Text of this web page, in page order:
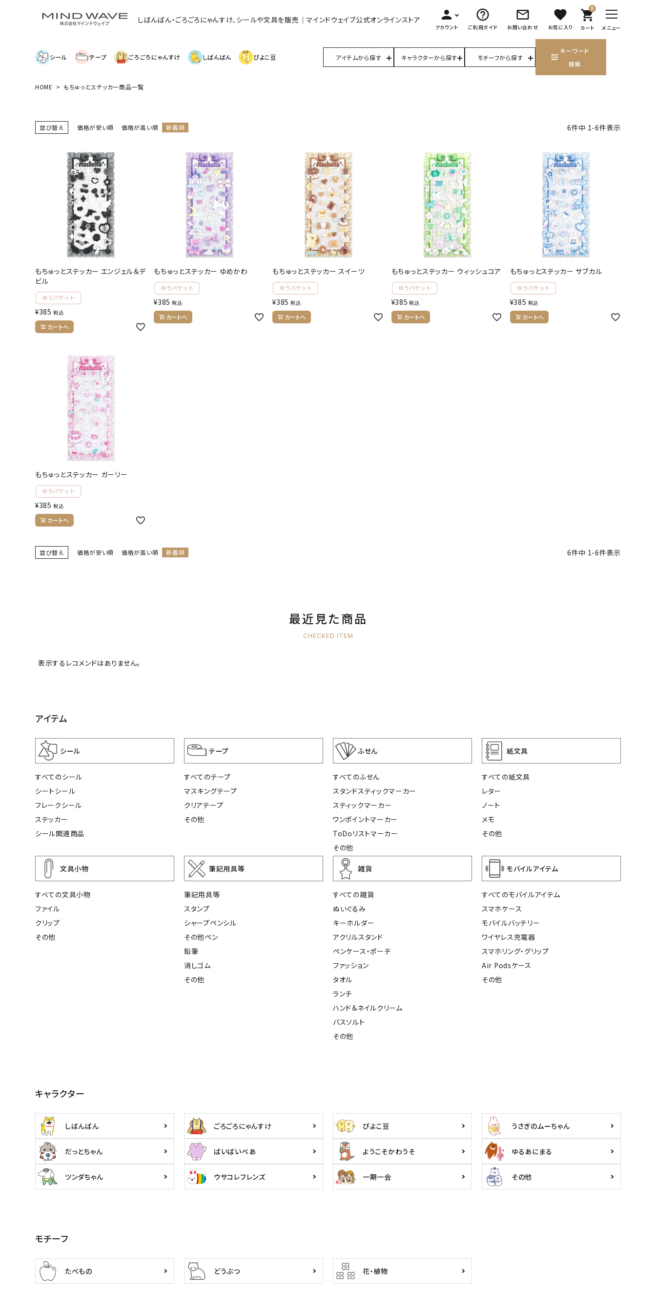
しばんばん・ごろごろにゃんすけ、シールや文具を販売｜マインドウェイブ公式オンラインストア person
アカウント
help_outline
ご利用ガイド
mail_outline
お問い合わせ
favorite
お気に入り
0
shopping_cart
カート メニュー
シール テープ ごろごろにゃんすけ しばんばん ぴよこ豆 アイテムから探す キャラクターから探す モチーフから探す
キーワード
検索
絞り込み検索
表示するレコメンドはありません。
キャラクターから探す
アイテムから探す
INFORMATION
プライバシーポリシー
特定商取引法について
ACCOUNT MENU
ようこそ ゲスト 様
ログイン
HOME もちゅっとステッカー商品一覧
並び替え 価格が安い順 価格が高い順 新着順 6件中 1-6件表示
もちゅっとステッカー エンジェル＆デ
ビル
¥385 税込
カートへ
もちゅっとステッカー ゆめかわ
¥385 税込
カートへ
もちゅっとステッカー スイーツ
¥385 税込
カートへ
もちゅっとステッカー ウィッシュコア
¥385 税込
カートへ
もちゅっとステッカー サブカル
¥385 税込
カートへ
もちゅっとステッカー ガーリー
¥385 税込
カートへ
並び替え 価格が安い順 価格が高い順 新着順 6件中 1-6件表示
最近見た商品
CHECKED ITEM
表示するレコメンドはありません。
アイテム
シール
すべてのシール
シートシール
フレークシール
ステッカー
シール関連商品
テープ
すべてのテープ
マスキングテープ
クリアテープ
その他
ふせん
すべてのふせん
スタンドスティックマーカー
スティックマーカー
ワンポイントマーカー
ToDoリストマーカー
その他
紙文具
すべての紙文具
レター
ノート
メモ
その他
文具小物
すべての文具小物
ファイル
クリップ
その他
筆記用具等
筆記用具等
スタンプ
シャープペンシル
その他ペン
鉛筆
消しゴム
その他
雑貨
すべての雑貨
ぬいぐるみ
キーホルダー
アクリルスタンド
ペンケース・ポーチ
ファッション
タオル
ランチ
ハンド＆ネイルクリーム
バスソルト
その他
モバイルアイテム
すべてのモバイルアイテム
スマホケース
モバイルバッテリー
ワイヤレス充電器
スマホリング・グリップ
Air Podsケース
その他
キャラクター
しばんばん ごろごろにゃんすけ ぴよこ豆 うさぎのムーちゃん
だっとちゃん ばいばいべあ ようこそかわうそ ゆるあにまる
ツンダちゃん ウサコレフレンズ 一期一会 その他
モチーフ
たべもの どうぶつ 花・植物